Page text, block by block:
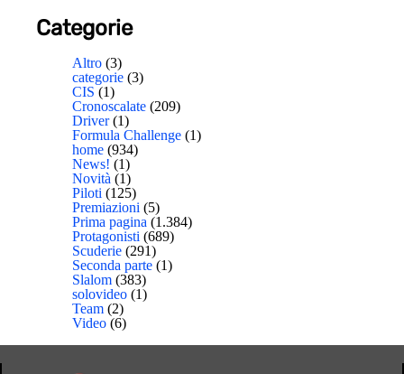
Categorie
Altro (3)
categorie (3)
CIS (1)
Cronoscalate (209)
Driver(1)
Formula Challenge (1)
home (934)
News! (1)
Novità (1)
Piloti (125)
Premiazioni (5)
Prima pagina (1.384)
Protagonisti (689)
Scuderie (291)
Seconda parte (1)
Slalom (383)
solovideo (1)
Team (2)
Video (6)